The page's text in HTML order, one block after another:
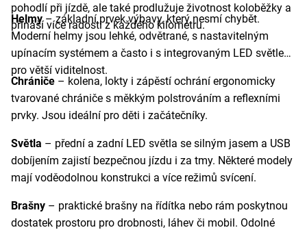
pohodlí při jízdě, ale také prodlužuje životnost koloběžky a
přináší více radosti z každého kilometru.
Helmy– základní prvek výbavy, který nesmí chybět.
Moderní helmy jsou lehké, odvětrané, s nastavitelným
upínacím systémem a často i s integrovaným LED světlem
pro větší viditelnost.
Chrániče – kolena, lokty i zápěstí ochrání ergonomicky
tvarované chrániče s měkkým polstrováním a reflexními
prvky. Jsou ideální pro děti i začátečníky.
Světla – přední a zadní LED světla se silným jasem a USB
dobíjením zajistí bezpečnou jízdu i za tmy. Některé modely
mají voděodolnou konstrukci a více režimů svícení.
Brašny – praktické brašny na řídítka nebo rám poskytnou
dostatek prostoru pro drobnosti, láhev či mobil. Odolné